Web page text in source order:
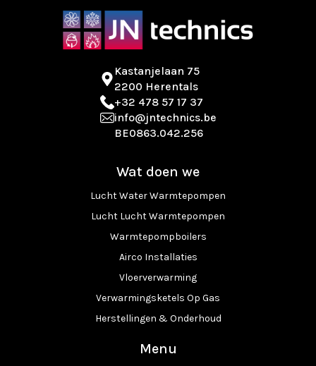
Kastanjelaan 75
2200 Herentals
+32 478 57 17 37
info@jntechnics.be
BE0863.042.256
Wat doen we
Lucht Water Warmtepompen
Lucht Lucht Warmtepompen
Warmtepompboilers
Airco Installaties
Vloerverwarming
Verwarmingsketels Op Gas
Herstellingen & Onderhoud
Menu